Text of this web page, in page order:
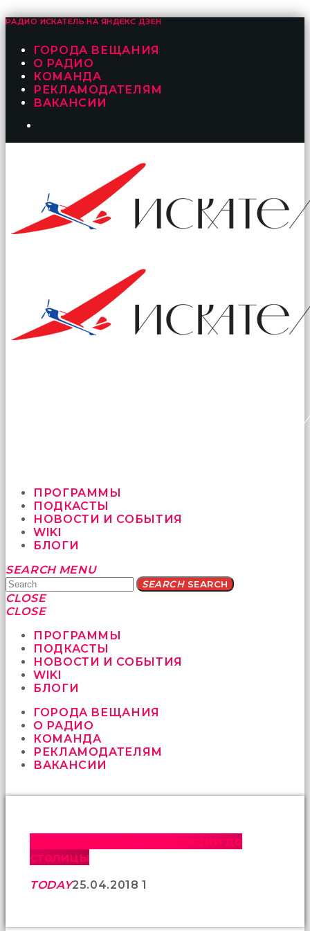
РАДИО ИСКАТЕЛЬ НА ЯНДЕКС ДЗЕН
ГОРОДА ВЕЩАНИЯ
О РАДИО
КОМАНДА
РЕКЛАМОДАТЕЛЯМ
ВАКАНСИИ
ПРОГРАММЫ
ПОДКАСТЫ
НОВОСТИ И СОБЫТИЯ
WIKI
БЛОГИ
Yatağa
bile
geçmeye
fırsat
sikici
kocalar
güzel
karıları
öttürüyor
sex
hikayeleri
kızların
rahatlıyorlar
altyazılı
porno
yakın
sonu
SEARCH MENU
SEARCHSEARCH
CLOSE
CLOSE
ПРОГРАММЫ
ПОДКАСТЫ
НОВОСТИ И СОБЫТИЯ
WIKI
БЛОГИ
ГОРОДА ВЕЩАНИЯ
О РАДИО
КОМАНДА
РЕКЛАМОДАТЕЛЯМ
ВАКАНСИИ
Доминикана. От провинции до
столицы
TODAY25.04.2018 1